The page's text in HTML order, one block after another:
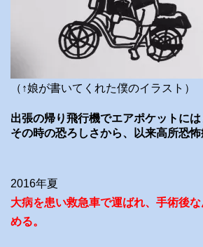
（↑娘が書いてくれた僕のイラスト）
出張の帰り飛行機でエアポケットに
その時の恐ろしさから、以来高所恐怖
2016年夏
大病を患い救急車で運ばれ、手術後
める。